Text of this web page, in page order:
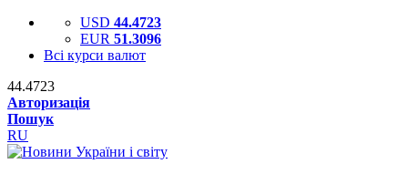
USD 44.4723
EUR 51.3096
Всі курси валют
44.4723
Авторизація
Пошук
RU